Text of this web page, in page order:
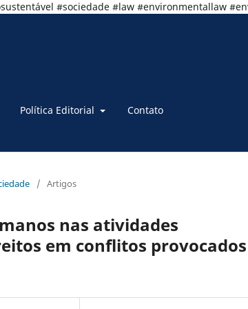
#sociedade #law #environmentallaw
Política Editorial Contato
/ Artigos
nas atividades
em conflitos provocados